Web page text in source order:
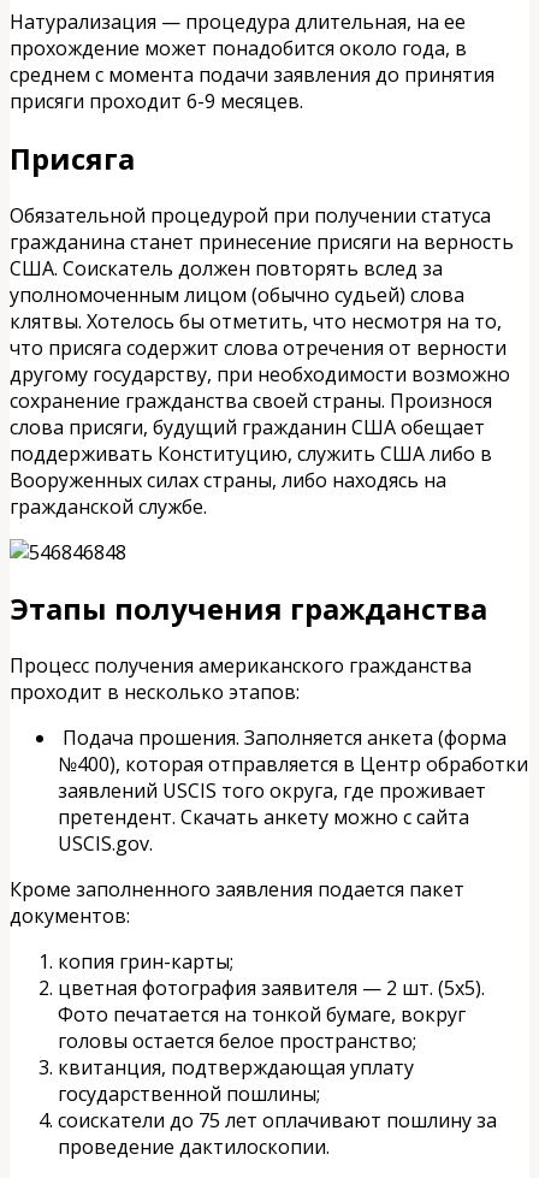
Натурализация — процедура длительная, на ее
прохождение может понадобится около года, в
среднем с момента подачи заявления до принятия
присяги проходит 6-9 месяцев.
Присяга
Обязательной процедурой при получении статуса
гражданина станет принесение присяги на верность
США. Соискатель должен повторять вслед за
уполномоченным лицом (обычно судьей) слова
клятвы. Хотелось бы отметить, что несмотря на то,
что присяга содержит слова отречения от верности
другому государству, при необходимости возможно
сохранение гражданства своей страны. Произнося
слова присяги, будущий гражданин США обещает
поддерживать Конституцию, служить США либо в
Вооруженных силах страны, либо находясь на
гражданской службе.
Этапы получения гражданства
Процесс получения американского гражданства
проходит в несколько этапов:
Подача прошения. Заполняется анкета (форма
№400), которая отправляется в Центр обработки
заявлений USCIS того округа, где проживает
претендент. Скачать анкету можно с сайта
USCIS.gov.
Кроме заполненного заявления подается пакет
документов:
копия грин-карты;
цветная фотография заявителя — 2 шт. (5х5).
Фото печатается на тонкой бумаге, вокруг
головы остается белое пространство;
квитанция, подтверждающая уплату
государственной пошлины;
соискатели до 75 лет оплачивают пошлину за
проведение дактилоскопии.